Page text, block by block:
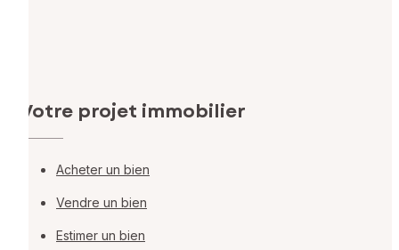
Votre projet immobilier
Acheter un bien
Vendre un bien
Estimer un bien